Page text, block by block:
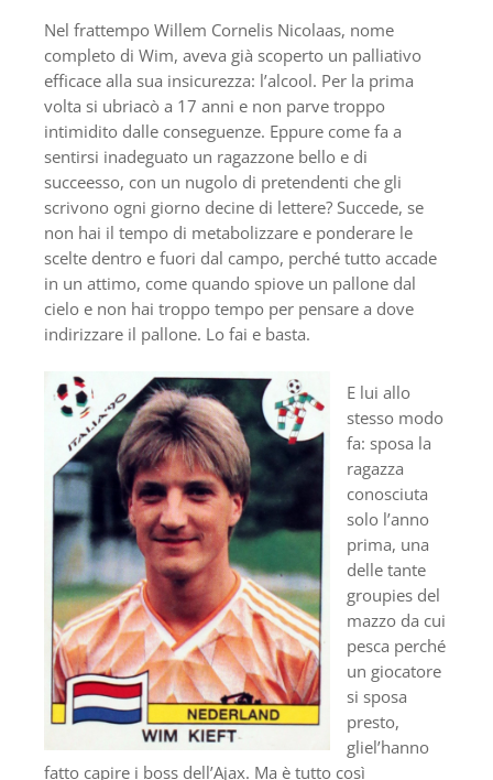
Nel frattempo Willem Cornelis Nicolaas, nome
completo di Wim, aveva già scoperto un palliativo
efficace alla sua insicurezza: l’alcool. Per la prima
volta si ubriacò a 17 anni e non parve troppo
intimidito dalle conseguenze. Eppure come fa a
sentirsi inadeguato un ragazzone bello e di
succeesso, con un nugolo di pretendenti che gli
scrivono ogni giorno decine di lettere? Succede, se
non hai il tempo di metabolizzare e ponderare le
scelte dentro e fuori dal campo, perché tutto accade
in un attimo, come quando spiove un pallone dal
cielo e non hai troppo tempo per pensare a dove
indirizzare il pallone. Lo fai e basta.
E lui allo
stesso modo
fa: sposa la
ragazza
conosciuta
solo l’anno
prima, una
delle tante
groupies del
mazzo da cui
pesca perché
un giocatore
si sposa
presto,
gliel’hanno
fatto capire i boss dell’Ajax. Ma è tutto così